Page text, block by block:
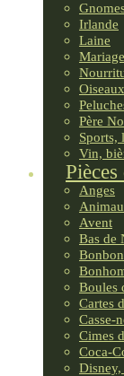
Irlande
Laine
Mariage
Père
Sports,
Vin,
Anges
Avent
Bas de
Boules
Cartes
Casse-
Cimes
Coca-
Disney,